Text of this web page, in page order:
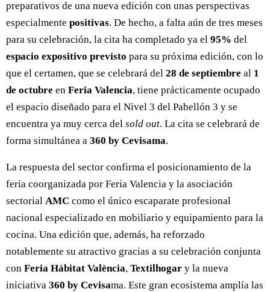
preparativos de una nueva edición con unas perspectivas
especialmente positivas. De hecho, a falta aún de tres meses
para su celebración, la cita ha completado ya el 95% del
espacio expositivo previsto para su próxima edición, con lo
que el certamen, que se celebrará del 28 de septiembre al 1
de octubre en Feria Valencia, tiene prácticamente ocupado
el espacio diseñado para el Nivel 3 del Pabellón 3 y se
encuentra ya muy cerca del sold out. La cita se celebrará de
forma simultánea a 360 by Cevisama.
La respuesta del sector confirma el posicionamiento de la
feria coorganizada por Feria Valencia y la asociación
sectorial AMC como el único escaparate profesional
nacional especializado en mobiliario y equipamiento para la
cocina. Una edición que, además, ha reforzado
notablemente su atractivo gracias a su celebración conjunta
con Feria Hábitat València, Textilhogar y la nueva
iniciativa 360 by Cevisama. Este gran ecosistema amplía las